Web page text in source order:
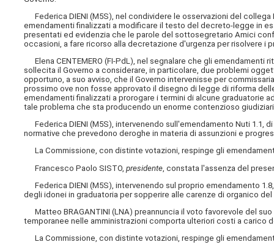
Federica DIENI (M5S), nel condividere le osservazioni del
emendamenti finalizzati a modificare il testo del decreto-legge in
presentati ed evidenzia che le parole del sottosegretario Amici
occasioni, a fare ricorso alla decretazione d'urgenza per risolvere i
Elena CENTEMERO (FI-PdL), nel segnalare che gli
sollecita il Governo a considerare, in particolare, due problemi
opportuno, a suo avviso, che il Governo intervenisse per
prossimo ove non fosse approvato il disegno di legge di riforma
emendamenti finalizzati a prorogare i termini di alcune graduatorie
tale problema che sta producendo un enorme contenzioso
Federica DIENI (M5S), intervenendo sull'emendamento Nuti 1.1,
normative che prevedono deroghe in materia di assunzioni e
La Commissione, con distinte votazioni, respinge gli
Francesco Paolo SISTO,presidente , constata l'assenza del
Federica DIENI (M5S), intervenendo sul proprio emendamento
degli idonei in graduatoria per sopperire alle carenze di organico
Matteo BRAGANTINI (LNA) preannuncia il voto favorevole del
temporanee nelle amministrazioni comporta ulteriori costi a carico
La Commissione, con distinte votazioni, respinge gli